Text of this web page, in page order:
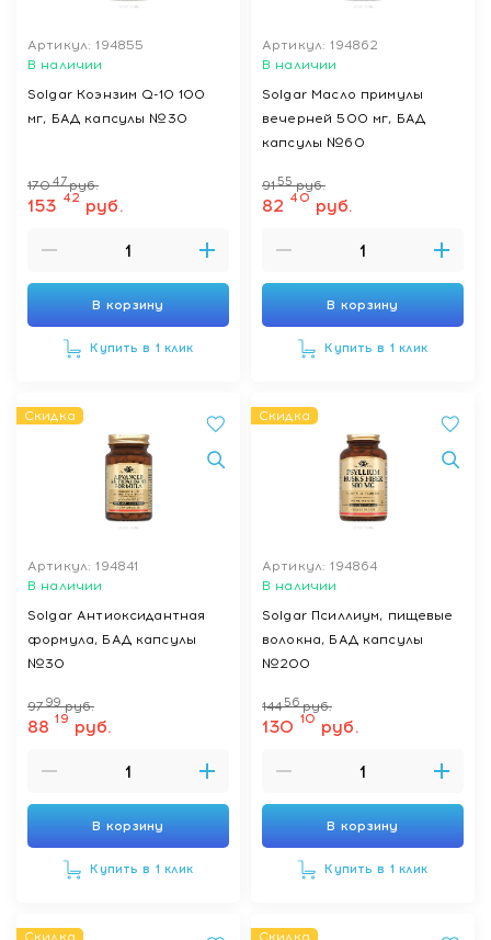
Артикул: 194855
В наличии
Solgar Коэнзим Q-10 100
мг, БАД капсулы №30
17047руб.
153 42 руб.
В корзину
Купить в 1 клик
Артикул: 194862
В наличии
Solgar Масло примулы
вечерней 500 мг, БАД
капсулы №60
9155 руб.
82 40 руб.
В корзину
Купить в 1 клик
Скидка
Артикул: 194841
В наличии
Solgar Антиоксидантная
формула, БАД капсулы
№30
9799 руб.
88 19 руб.
В корзину
Купить в 1 клик
Скидка
Артикул: 194864
В наличии
Solgar Псиллиум, пищевые
волокна, БАД капсулы
№200
14456 руб.
130 10 руб.
В корзину
Купить в 1 клик
Скидка Скидка